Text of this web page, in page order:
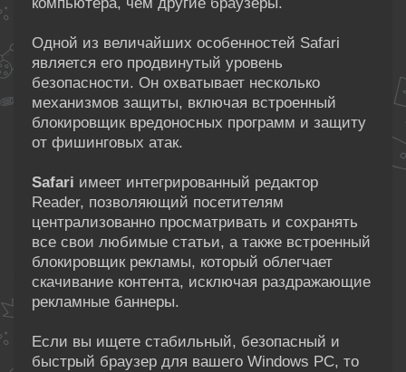
компьютера, чем другие браузеры.
Одной из величайших особенностей Safari
является его продвинутый уровень
безопасности. Он охватывает несколько
механизмов защиты, включая встроенный
блокировщик вредоносных программ и защиту
от фишинговых атак.
Safari имеет интегрированный редактор
Reader, позволяющий посетителям
централизованно просматривать и сохранять
все свои любимые статьи, а также встроенный
блокировщик рекламы, который облегчает
скачивание контента, исключая раздражающие
рекламные баннеры.
Если вы ищете стабильный, безопасный и
быстрый браузер для вашего Windows PC, то